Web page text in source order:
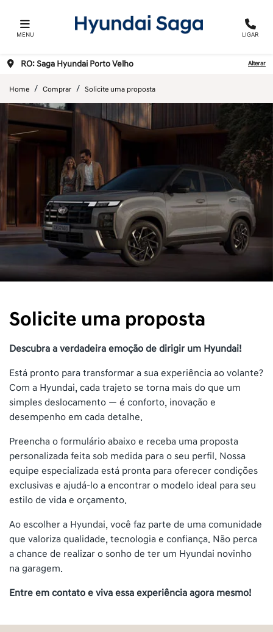
MENU LIGAR
RO: Saga Hyundai Porto Velho Alterar
Home Comprar Solicite uma proposta
Solicite uma proposta
Descubra a verdadeira emoção de dirigir um Hyundai!
Está pronto para transformar a sua experiência ao volante?
Com a Hyundai, cada trajeto se torna mais do que um
simples deslocamento — é conforto, inovação e
desempenho em cada detalhe.
Preencha o formulário abaixo e receba uma proposta
personalizada feita sob medida para o seu perfil. Nossa
equipe especializada está pronta para oferecer condições
exclusivas e ajudá-lo a encontrar o modelo ideal para seu
estilo de vida e orçamento.
Ao escolher a Hyundai, você faz parte de uma comunidade
que valoriza qualidade, tecnologia e confiança. Não perca
a chance de realizar o sonho de ter um Hyundai novinho
na garagem.
Entre em contato e viva essa experiência agora mesmo!